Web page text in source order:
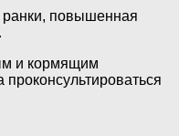
ранки, повышенная
и кормящим